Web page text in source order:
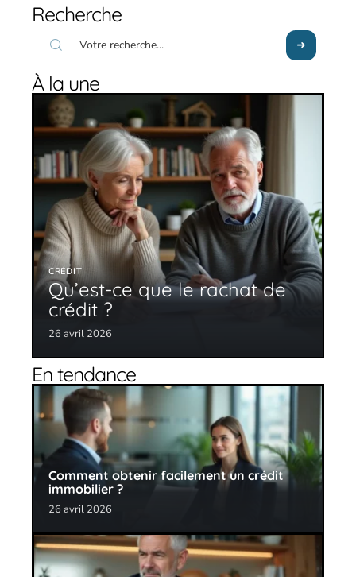
Recherche
À la une
CRÉDIT
Qu’est-ce que le rachat de
crédit ?
26 avril 2026
En tendance
Comment obtenir facilement un crédit
immobilier ?
26 avril 2026